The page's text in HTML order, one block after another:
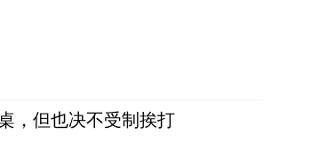
，但也决不受制挨打